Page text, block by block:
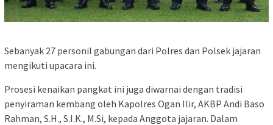
Sebanyak 27 personil gabungan dari Polres dan Polsek jajaran
mengikuti upacara ini.
Prosesi kenaikan pangkat ini juga diwarnai dengan tradisi
penyiraman kembang oleh Kapolres Ogan Ilir, AKBP Andi Baso
Rahman, S.H., S.I.K., M.Si, kepada Anggota jajaran. Dalam